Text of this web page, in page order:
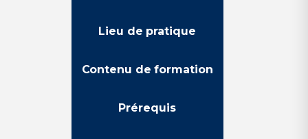
Lieu de pratique
Contenu de formation
Prérequis